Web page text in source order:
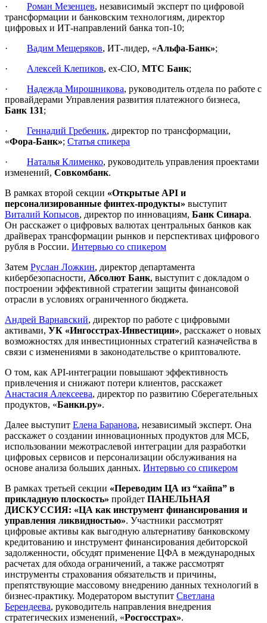
· Роман Мезенцев, независимый эксперт по цифровой
трансформации и банковским технологиям, директор
цифровых и ИТ-направлений банка топ-10;
· Вадим Мещеряков, ИТ-лидер, «Альфа-Банк»;
· Алексей Клепиков, ex-CIO, МТС Банк;
· Надежда Мирошникова, руководитель отдела по работе с
провайдерами Управления развития платежного бизнеса,
Банк 131;
· Геннадий Гребеник, директор по трансформации,
«Фора-Банк»; Статья спикера
· Наталья Клименко, руководитель управления проектами
изменений, Совкомбанк.
В рамках второй секции «Открытые API и
персонализированные финтех-продукты» выступит
Виталий Копысов, директор по инновациям, Банк Синара.
Он расскажет о цифровых валютах центральных банков как
драйверах трансформации рынков и перспективах цифрового
рубля в России. Интервью со спикером
Затем Руслан Ложкин, директор департамента
кибербезопасности, Абсолют Банк, выступит с докладом о
построении эффективной стратегии защиты финансовой
отрасли в условиях ограниченного бюджета.
Андрей Варнавский, директор по работе с цифровыми
активами, УК «Ингосстрах-Инвестиции», расскажет о новых
возможностях для инвестиционных стратегий казначейства в
связи с изменениями в законодательстве о криптовалюте.
О том, как API-интеграции повышают эффективность
привлечения и снижают потери клиентов, расскажет
Анастасия Алексеева, директор по развитию Сберегательных
продуктов, «Банки.ру».
Далее выступит Елена Баранова, независимый эксперт. Она
расскажет о создании инновационных продуктов для МСБ,
использовании межотраслевой интеграции для разработки
цифровых сервисов и персонализации обслуживания на
основе анализа больших данных. Интервью со спикером
В рамках третьей секции «Переводим ЦА из “хайпа” в
прикладную плоскость» пройдет ПАНЕЛЬНАЯ
ДИСКУССИЯ: «ЦА как инструмент финансирования и
управления ликвидностью». Участники рассмотрят
цифровые активы как выгодную альтернативу банковскому
кредитованию и инструмент финансирования дебиторской
задолженности, обсудят применение ЦФА в международных
расчетах для обхода ограничений, а также рассмотрят
инструменты страхования обязательств и причины,
препятствующие массовому внедрению данных технологий в
бизнес-практику. Модератором выступит Светлана
Берендеева, руководитель направления внедрения
стратегических изменений, «Росгосстрах».